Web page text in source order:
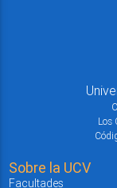
Los
Sobre la UCV
Facultades